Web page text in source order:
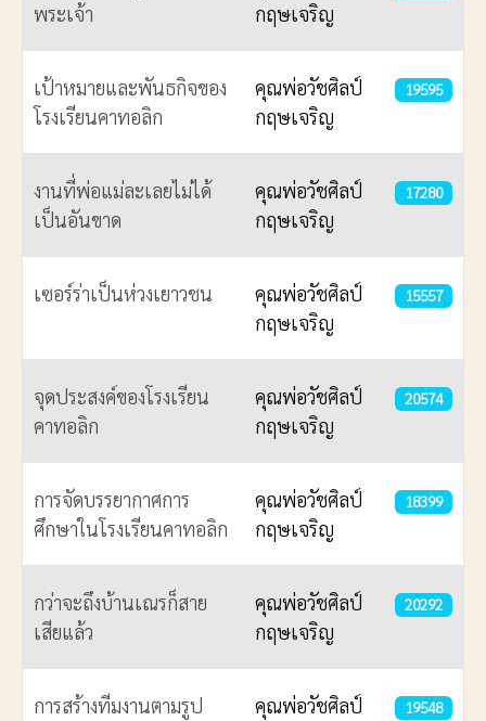
พระเจ้า
กฤษเจริญ
เป้าหมายและพันธกิจของ
โรงเรียนคาทอลิก
คุณพ่อวัชศิลป์
กฤษเจริญ
19595
งานที่พ่อแม่ละเลยไม่ได้
เป็นอันขาด
คุณพ่อวัชศิลป์
กฤษเจริญ
17280
เซอร์ร่าเป็นห่วงเยาวชน
คุณพ่อวัชศิลป์
กฤษเจริญ
15557
จุดประสงค์ของโรงเรียน
คาทอลิก
คุณพ่อวัชศิลป์
กฤษเจริญ
20574
การจัดบรรยากาศการ
ศึกษาในโรงเรียนคาทอลิก
คุณพ่อวัชศิลป์
กฤษเจริญ
18399
กว่าจะถึงบ้านเณรก็สาย
เสียแล้ว
คุณพ่อวัชศิลป์
กฤษเจริญ
20292
การสร้างทีมงานตามรูป
คุณพ่อวัชศิลป์
19548